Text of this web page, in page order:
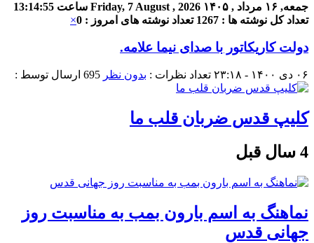
جمعه, ۱۶ مرداد , ۱۴۰۵ Friday, 7 August , 2026 ساعت 13:14:55
تعداد کل نوشته ها : 1267
تعداد نوشته های امروز : 0 ×
دولت کاریکاتور با صدای نیما علامه.
۰۶ دی ۱۴۰۰ - ۲۳:۱۸ تعداد نظرات : بدون نظر ارسال توسط :
کلیپ قدس ضربان قلب ما
4 سال قبل
نماهنگ به اسم بارون بمب به مناسبت روز
جهانی قدس